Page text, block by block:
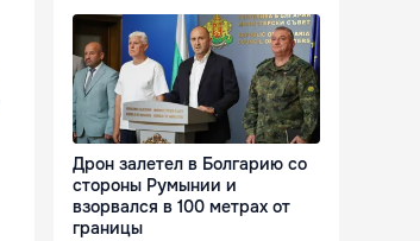
Дрон залетел в Болгарию со
стороны Румынии и
взорвался в 100 метрах от
границы